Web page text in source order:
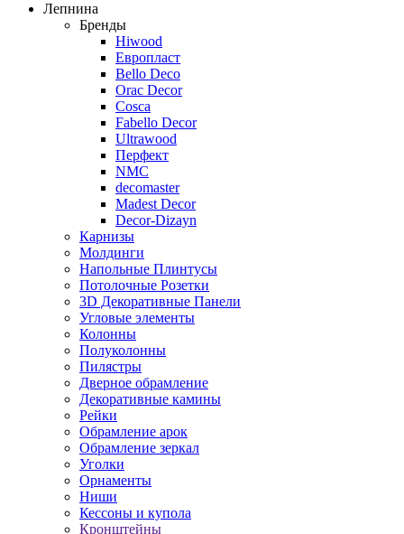
Лепнина
Бренды
Hiwood
Европласт
Bello Deco
Orac Decor
Cosca
Fabello Decor
Ultrawood
Перфект
NMC
decomaster
Madest Decor
Decor-Dizayn
Карнизы
Молдинги
Напольные Плинтусы
Потолочные Розетки
3D Декоративные Панели
Угловые элементы
Колонны
Полуколонны
Пилястры
Дверное обрамление
Декоративные камины
Рейки
Обрамление арок
Обрамление зеркал
Уголки
Орнаменты
Ниши
Кессоны и купола
Кронштейны